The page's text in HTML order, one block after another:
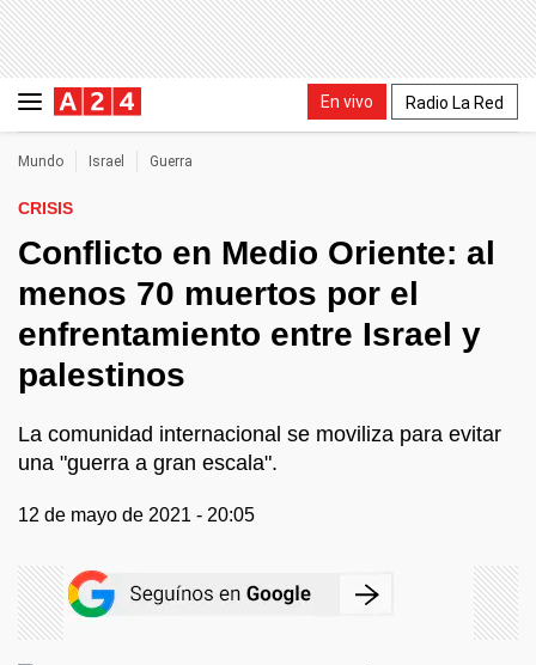
En vivo Radio La Red
Mundo Israel Guerra
CRISIS
Conflicto en Medio Oriente: al
menos 70 muertos por el
enfrentamiento entre Israel y
palestinos
La comunidad internacional se moviliza para evitar
una "guerra a gran escala".
12 de mayo de 2021 - 20:05